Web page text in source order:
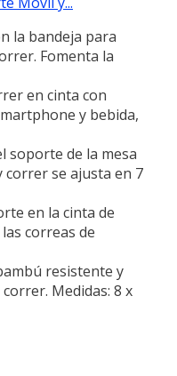
la bandeja para
Fomenta la
en cinta con
y bebida,
soporte de la mesa
correr se ajusta en 7
en la cinta de
correas de
resistente y
Medidas: 8 x